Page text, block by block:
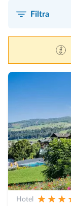
Filtra
Hotel